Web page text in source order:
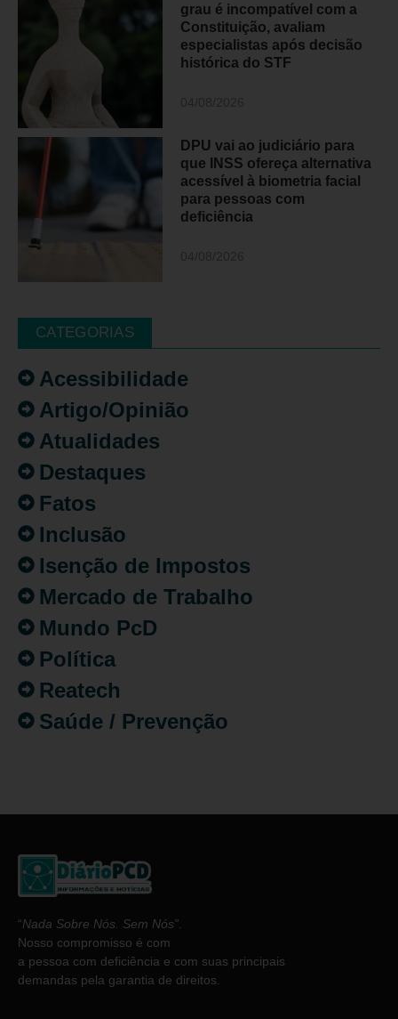
grau é incompatível com a
Constituição, avaliam
especialistas após decisão
histórica do STF
DPU vai ao judiciário para
que INSS ofereça alternativa
acessível à biometria facial
para pessoas com
deficiência
CATEGORIAS
Acessibilidade
Artigo/Opinião
Atualidades
Destaques
Fatos
Inclusão
Isenção de Impostos
Mercado de Trabalho
Mundo PcD
Política
Reatech
Saúde / Prevenção
“Nada Sobre Nós. Sem Nós”.
Nosso compromisso é com
a pessoa com deficiência e com suas principais
demandas pela garantia de direitos.